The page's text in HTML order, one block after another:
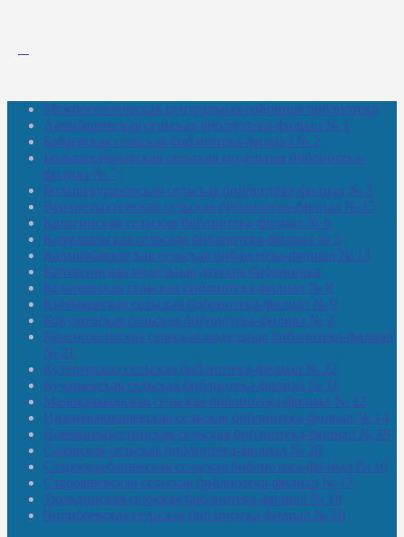
Межпоселенческая центральная районная библиотека
Амзибашевская сельская библиотека-филиал № 1
Бабаевская сельская библиотека-филиал № 2
Большекачаковская сельская модельная библиотека-
филиал № 7
Большекуразовская сельская библиотека-филиал № 3
Верхнетыхтемская сельская библиотека-филиал № 15
Калегинская сельская библиотека-филиал № 6
Калмашевская сельская библиотека-филиал № 5
Калмиябашевская сельская библиотека-филиал № 13
Калтасинская модельная детская библиотека
Кельтеевская сельская библиотека-филиал № 8
Киебаковская сельская библиотека-филиал № 9
Кокушевская сельская библиотека-филиал № 4
Краснохолмская сельская модельная библиотека-филиал
№ 21
Кутеремская сельская библиотека-филиал № 22
Кучашевская сельская библиотека-филиал № 11
Малокачаковская сельская библиотека-филиал № 12
Нижнекачмашевская сельская библиотека-филиал № 14
Новокильбахтинская сельская библиотека-филиал № 19
Сазовская сельская библиотека-филиал № 20
Староорьебашевская сельская библиотека-филиал № 16
Старояшевская сельская библиотека-филиал № 17
Тюльдинская сельская библиотека-филиал № 18
Чилибеевская сельская библиотека-филиал № 10